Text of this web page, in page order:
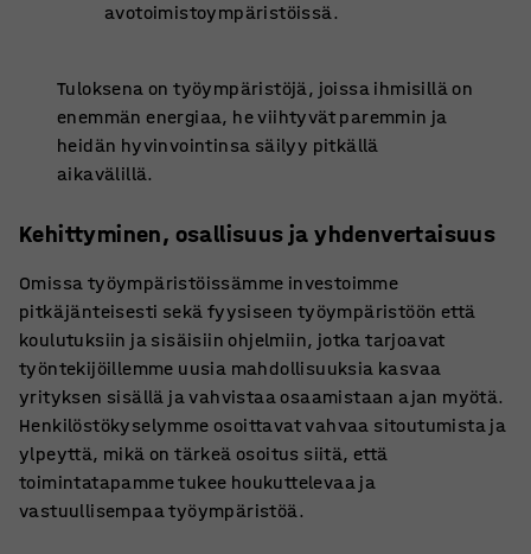
avotoimistoympäristöissä.
Tuloksena on työympäristöjä, joissa ihmisillä on
enemmän energiaa, he viihtyvät paremmin ja
heidän hyvinvointinsa säilyy pitkällä
aikavälillä.
Kehittyminen, osallisuus ja yhdenvertaisuus
Omissa työympäristöissämme investoimme
pitkäjänteisesti sekä fyysiseen työympäristöön että
koulutuksiin ja sisäisiin ohjelmiin, jotka tarjoavat
työntekijöillemme uusia mahdollisuuksia kasvaa
yrityksen sisällä ja vahvistaa osaamistaan ajan myötä.
Henkilöstökyselymme osoittavat vahvaa sitoutumista ja
ylpeyttä, mikä on tärkeä osoitus siitä, että
toimintatapamme tukee houkuttelevaa ja
vastuullisempaa työympäristöä.